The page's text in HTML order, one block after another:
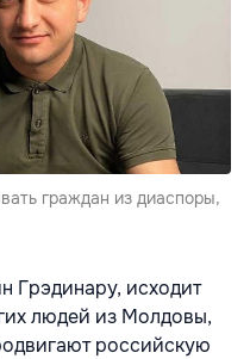
граждан из диаспоры,
Грэдинару, исходит
людей из Молдовы,
российскую